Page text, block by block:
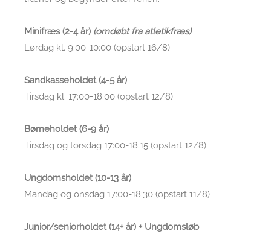
Minifræs (2-4 år) (omdøbt fra atletikfræs)
Lørdag kl. 9:00-10:00 (opstart 16/8)
Sandkasseholdet (4-5 år)
Tirsdag kl. 17:00-18:00 (opstart 12/8)
Børneholdet (6-9 år)
Tirsdag og torsdag 17:00-18:15 (opstart 12/8)
Ungdomsholdet (10-13 år)
Mandag og onsdag 17:00-18:30 (opstart 11/8)
Junior/seniorholdet (14+ år) + Ungdomsløb